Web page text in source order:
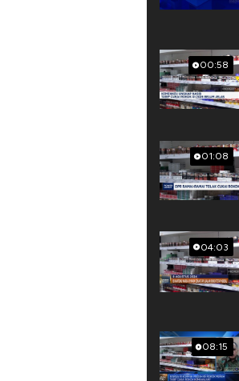
00:58
01:08
04:03
08:15